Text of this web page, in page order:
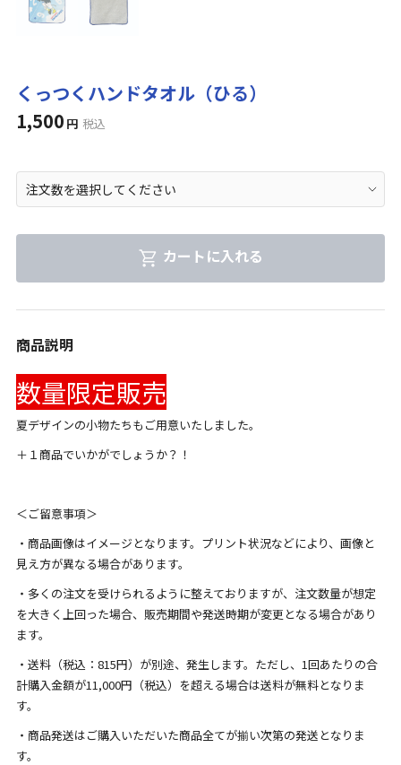
くっつくハンドタオル（ひる）
1,500 円 税込
カートに入れる
商品説明
数量限定販売
夏デザインの小物たちもご用意いたしました。
＋１商品でいかがでしょうか？！
＜ご留意事項＞
・商品画像はイメージとなります。プリント状況などにより、画像と
見え方が異なる場合があります。
・多くの注文を受けられるように整えておりますが、注文数量が想定
を大きく上回った場合、販売期間や発送時期が変更となる場合があり
ます。
・送料（税込：815円）が別途、発生します。ただし、1回あたりの合
計購入金額が11,000円（税込）を超える場合は送料が無料となりま
す。
・商品発送はご購入いただいた商品全てが揃い次第の発送となりま
す。